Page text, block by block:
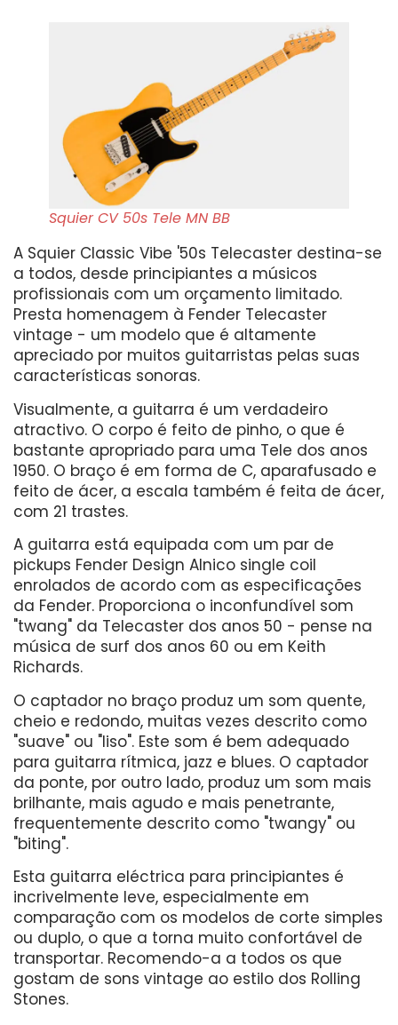
Squier CV 50s Tele MN BB
A Squier Classic Vibe '50s Telecaster destina-se
a todos, desde principiantes a músicos
profissionais com um orçamento limitado.
Presta homenagem à Fender Telecaster
vintage - um modelo que é altamente
apreciado por muitos guitarristas pelas suas
características sonoras.
Visualmente, a guitarra é um verdadeiro
atractivo. O corpo é feito de pinho, o que é
bastante apropriado para uma Tele dos anos
1950. O braço é em forma de C, aparafusado e
feito de ácer, a escala também é feita de ácer,
com 21 trastes.
A guitarra está equipada com um par de
pickups Fender Design Alnico single coil
enrolados de acordo com as especificações
da Fender. Proporciona o inconfundível som
"twang" da Telecaster dos anos 50 - pense na
música de surf dos anos 60 ou em Keith
Richards.
O captador no braço produz um som quente,
cheio e redondo, muitas vezes descrito como
"suave" ou "liso". Este som é bem adequado
para guitarra rítmica, jazz e blues. O captador
da ponte, por outro lado, produz um som mais
brilhante, mais agudo e mais penetrante,
frequentemente descrito como "twangy" ou
"biting".
Esta guitarra eléctrica para principiantes é
incrivelmente leve, especialmente em
comparação com os modelos de corte simples
ou duplo, o que a torna muito confortável de
transportar. Recomendo-a a todos os que
gostam de sons vintage ao estilo dos Rolling
Stones.